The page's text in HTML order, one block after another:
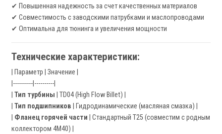
✔ Повышенная надежность за счет качественных материалов
✔ Совместимость с заводскими патрубками и маслопроводами
✔ Оптимальна для тюнинга и увеличения мощности
Технические характеристики:
| Параметр | Значение |
|----------|----------|
Тип турбины | TD04 (High Flow Billet) |
Тип подшипников | Гидродинамические (масляная смазка) |
Фланец горячей части | Стандартный T25 (совместим с родным
коллектором 4M40) |